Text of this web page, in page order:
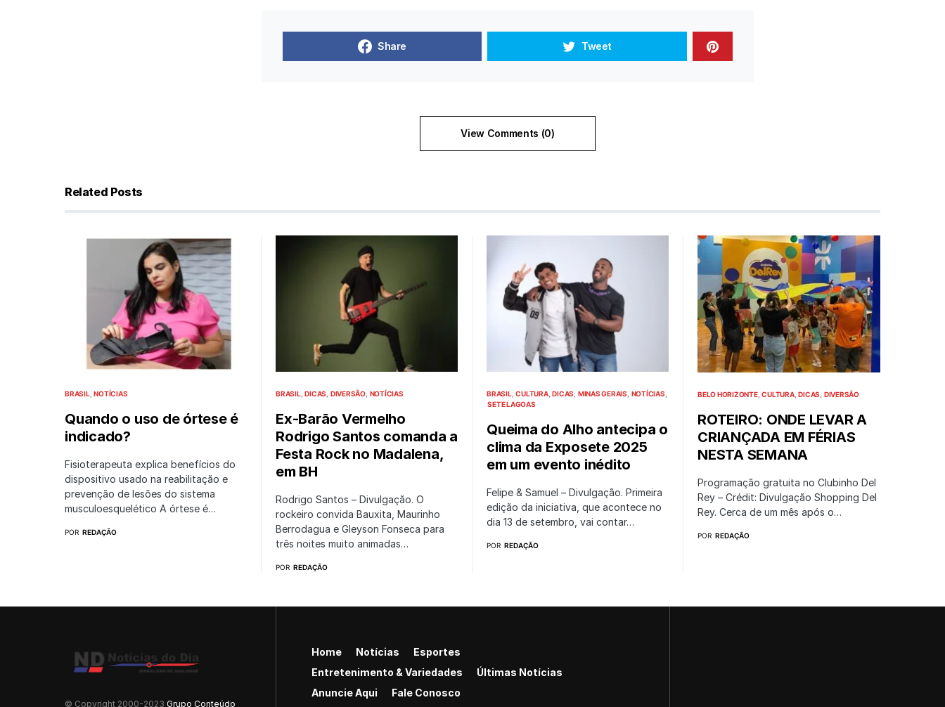
Share Tweet
View Comments (0)
Related Posts
BRASIL NOTÍCIAS
Quando o uso de órtese é
indicado?
Fisioterapeuta explica benefícios do
dispositivo usado na reabilitação e
prevenção de lesões do sistema
musculoesquelético A órtese é…
POR REDAÇÃO
BRASIL DICAS DIVERSÃO NOTÍCIAS
Ex-Barão Vermelho
Rodrigo Santos comanda a
Festa Rock no Madalena,
em BH
Rodrigo Santos – Divulgação. O
rockeiro convida Bauxita, Maurinho
Berrodagua e Gleyson Fonseca para
três noites muito animadas…
POR REDAÇÃO
BRASIL CULTURA DICAS MINAS GERAIS NOTÍCIAS
SETE LAGOAS
Queima do Alho antecipa o
clima da Exposete 2025
em um evento inédito
Felipe & Samuel – Divulgação. Primeira
edição da iniciativa, que acontece no
dia 13 de setembro, vai contar…
POR REDAÇÃO
BELO HORIZONTE CULTURA DICAS DIVERSÃO
ROTEIRO: ONDE LEVAR A
CRIANÇADA EM FÉRIAS
NESTA SEMANA
Programação gratuita no Clubinho Del
Rey – Crédit: Divulgação Shopping Del
Rey. Cerca de um mês após o…
POR REDAÇÃO
© Copyright 2000-2023 Grupo Conteúdo
Home Notícias
Esportes
Entretenimento & Variedades
Últimas Notícias
Anuncie Aqui
Fale Conosco